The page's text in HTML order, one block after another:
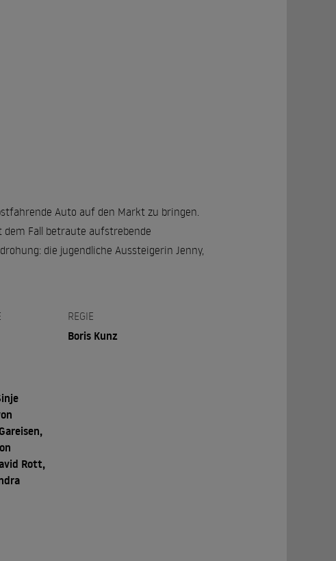
Auto auf den Markt zu bringen.
Fall betraute aufstrebende
die jugendliche Aussteigerin Jenny,
REGIE
Boris Kunz
Rott,